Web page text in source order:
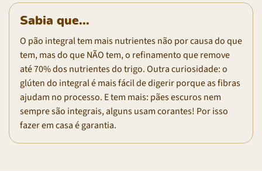
Sabia que...
O pão integral tem mais nutrientes não por causa do que
tem, mas do que NÃO tem, o refinamento que remove
até 70% dos nutrientes do trigo. Outra curiosidade: o
glúten do integral é mais fácil de digerir porque as fibras
ajudam no processo. E tem mais: pães escuros nem
sempre são integrais, alguns usam corantes! Por isso
fazer em casa é garantia.